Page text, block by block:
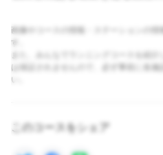
画像やコースの情報・ステーションの情
す。
また、みんなでランニングコースを紹介
は保証されませんので、必ず事前に各施
い。
このコースをシェア